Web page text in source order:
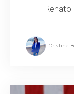
Renato
Cristina